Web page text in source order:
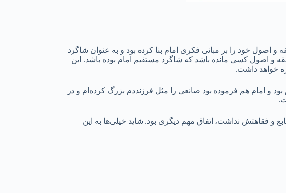
اصول خود را بر مبانی فکری امام بنا کرده بود و به عنوان شاگرد
و اصول کسی مانده باشد که شاگرد مستقیم امام بوده باشد. این
خواهد داشت.
و امام هم فرموده بود صانعی را مثل فرزنددم بزرگ کرده‌ام و در
و فقاهتش نداشت، اتفاق مهم دیگری بود. شاید خیلی‌ها به این